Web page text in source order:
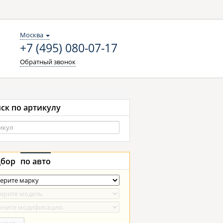
Москва
+7 (495) 080-07-17
Обратный звонок
по артикулу
по авто